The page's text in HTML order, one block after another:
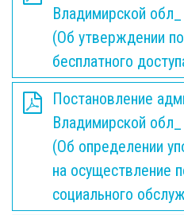
Владимирской
(Об утверждении
бесплатного
Постановление
Владимирской
(Об определении
на осуществление
социального